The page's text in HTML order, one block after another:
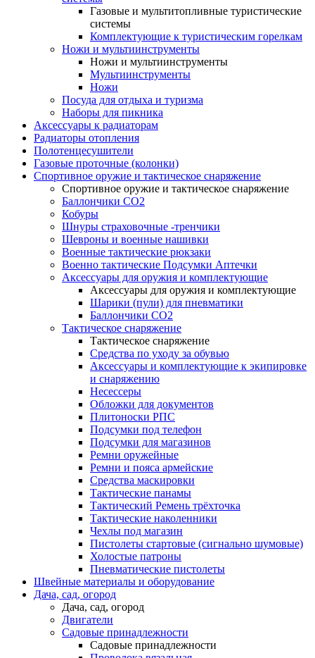
Газовые и мультитопливные туристические
системы
Комплектующие к туристическим горелкам
Ножи и мультиинструменты
Ножи и мультиинструменты
Мультиинструменты
Ножи
Посуда для отдыха и туризма
Наборы для пикника
Аксессуары к радиаторам
Радиаторы отопления
Полотенцесушители
Газовые проточные (колонки)
Спортивное оружие и тактическое снаряжение
Спортивное оружие и тактическое снаряжение
Баллончики CO2
Кобуры
Шнуры страховочные -тренчики
Шевроны и военные нашивки
Военные тактические рюкзаки
Военно тактические Подсумки Аптечки
Аксессуары для оружия и комплектующие
Аксессуары для оружия и комплектующие
Шарики (пули) для пневматики
Баллончики CO2
Тактическое снаряжение
Тактическое снаряжение
Средства по уходу за обувью
Аксессуары и комплектующие к экипировке
и снаряжению
Несессеры
Обложки для документов
Плитоноски РПС
Подсумки под телефон
Подсумки для магазинов
Ремни оружейные
Ремни и пояса армейские
Средства маскировки
Тактические панамы
Тактический Ремень трёхточка
Тактические наколенники
Чехлы под магазин
Пистолеты стартовые (сигнально шумовые)
Холостые патроны
Пневматические пистолеты
Швейные материалы и оборудование
Дача, сад, огород
Дача, сад, огород
Двигатели
Садовые принадлежности
Садовые принадлежности